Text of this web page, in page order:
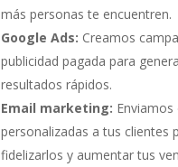
más personas te encuentren.
Google Ads: Creamos
publicidad pagada para
resultados rápidos.
Email marketing: Enviamos
personalizadas a tus clientes
fidelizarlos y aumentar tus